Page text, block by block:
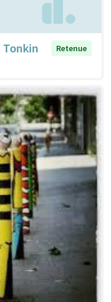
Tonkin
Retenue